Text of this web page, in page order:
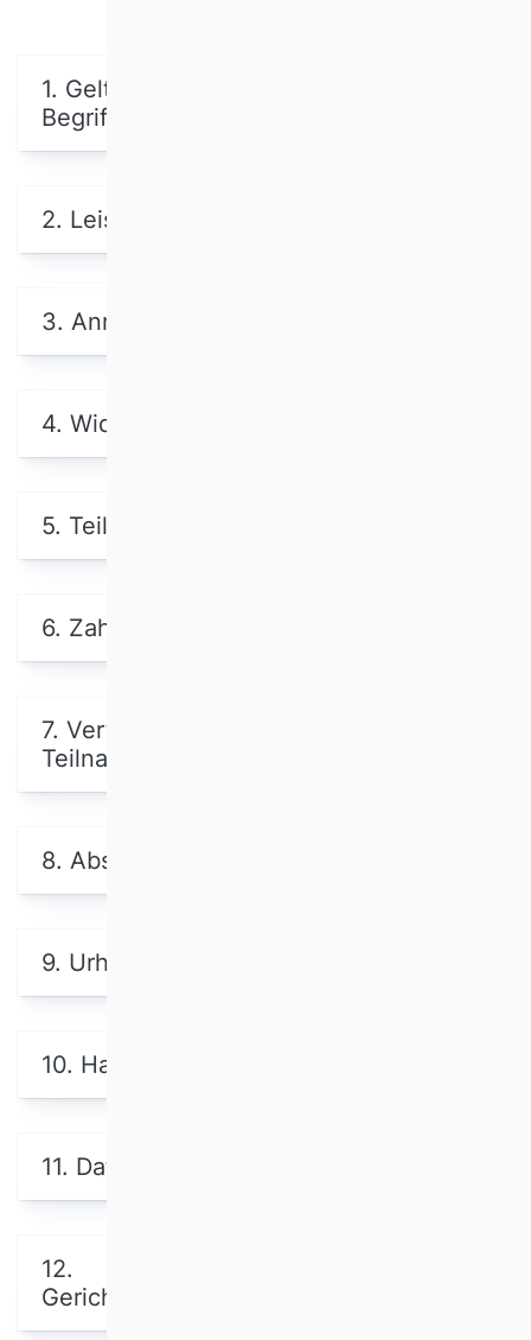
1. Geltungsbereich,
Begriffsbestimmungen
2. Leistungen des VHB
3. Anmeldung und Vertragsschluss
4. Widerrufsrecht
5. Teilnahmegebühr
6. Zahlungsbedingungen
7. Vertragliches Rücktrittsrecht,
Teilnahmeberechtigung
8. Absage der Veranstaltung
9. Urheber- und andere Rechte
10. Haftung
11. Datenschutz
12.
Gerichtsstand/Schlussbestimmungen